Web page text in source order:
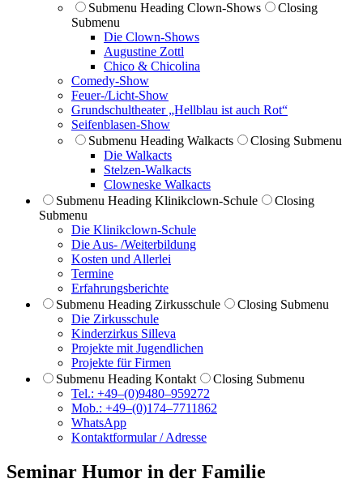
Submenu Heading Clown-Shows
Closing
Submenu
Die Clown-Shows
Augustine Zottl
Chico & Chicolina
Comedy-Show
Feuer-/Licht-Show
Grundschultheater „Hellblau ist auch Rot“
Seifenblasen-Show
Submenu Heading Walkacts
Closing Submenu
Die Walkacts
Stelzen-Walkacts
Clowneske Walkacts
Submenu Heading Klinikclown-Schule
Closing
Submenu
Die Klinik­clown-Schule
Die Aus- /Weiterbildung
Kosten und Allerlei
Termine
Erfahrungsberichte
Submenu Heading Zirkusschule
Closing Submenu
Die Zirkusschule
Kinderzirkus Silleva
Projekte mit Jugendlichen
Projekte für Firmen
Submenu Heading Kontakt
Closing Submenu
Tel.: +49–(0)9480–959272
Mob.: +49–(0)174–7711862
WhatsApp
Kontaktformular / Adresse
Seminar Humor in der Familie